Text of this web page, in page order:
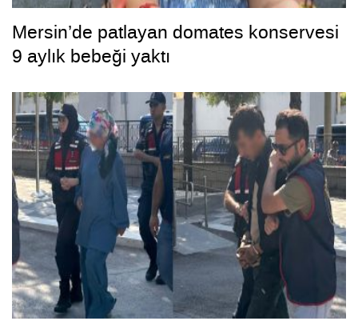
Mersin’de patlayan domates konservesi
9 aylık bebeği yaktı